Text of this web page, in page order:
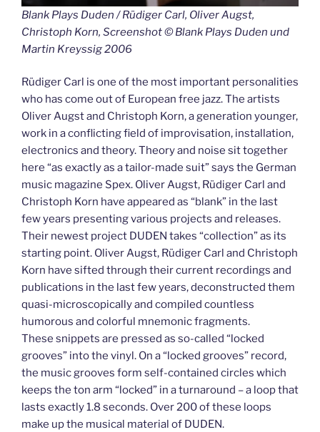
Blank Plays Duden / Rüdiger Carl, Oliver Augst,
Christoph Korn, Screenshot © Blank Plays Duden und
Martin Kreyssig 2006
Rüdiger Carl is one of the most important personalities
who has come out of European free jazz. The artists
Oliver Augst and Christoph Korn, a generation younger,
work in a conflicting field of improvisation, installation,
electronics and theory. Theory and noise sit together
here “as exactly as a tailor-made suit” says the German
music magazine Spex. Oliver Augst, Rüdiger Carl and
Christoph Korn have appeared as “blank” in the last
few years presenting various projects and releases.
Their newest project DUDEN takes “collection” as its
starting point. Oliver Augst, Rüdiger Carl and Christoph
Korn have sifted through their current recordings and
publications in the last few years, deconstructed them
quasi-microscopically and compiled countless
humorous and colorful mnemonic fragments.
These snippets are pressed as so-called “locked
grooves” into the vinyl. On a “locked grooves” record,
the music grooves form self-contained circles which
keeps the ton arm “locked” in a turnaround – a loop that
lasts exactly 1.8 seconds. Over 200 of these loops
make up the musical material of DUDEN.